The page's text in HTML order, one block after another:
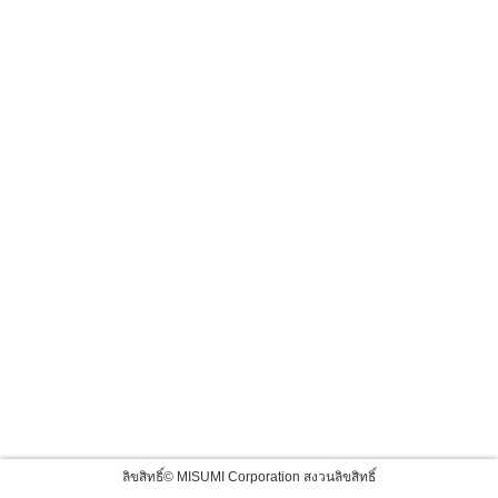
ลิขสิทธิ์© MISUMI Corporation สงวนลิขสิทธิ์